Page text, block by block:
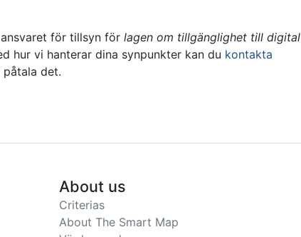
för tillsyn för lagen om tillgänglighet till digital
hur vi hanterar dina synpunkter kan du kontakta
påtala det.
About us
Criterias
About The Smart Map